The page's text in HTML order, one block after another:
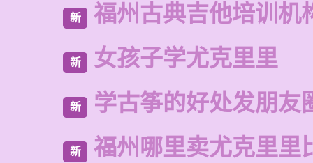
新 福州古典吉他培训机
新 女孩子学尤克里里
新 学古筝的好处发朋友
新 福州哪里卖尤克里里